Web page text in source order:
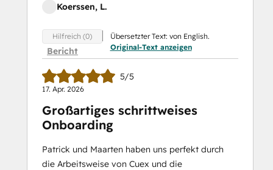
Koerssen, L.
Hilfreich (0)
Bericht
Übersetzter Text: von English.
Original-Text anzeigen
5/5
17. Apr. 2026
Großartiges schrittweises
Onboarding
Patrick und Maarten haben uns perfekt durch
die Arbeitsweise von Cuex und die